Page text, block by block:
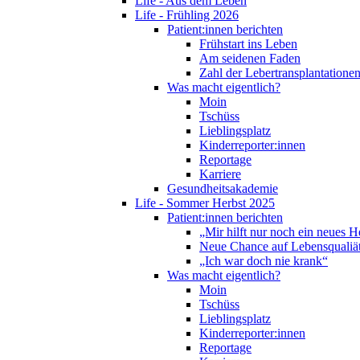
Life - Frühling 2026
Patient:innen berichten
Frühstart ins Leben
Am seidenen Faden
Zahl der
Was macht eigentlich?
Moin
Tschüss
Lieblingsplatz
Kinderreporter:innen
Reportage
Karriere
Gesundheitsakademie
Life - Sommer Herbst 2025
Patient:innen berichten
„Mir hilft nur noch ein neues
Neue Chance auf
„Ich war doch nie krank“
Was macht eigentlich?
Moin
Tschüss
Lieblingsplatz
Kinderreporter:innen
Reportage